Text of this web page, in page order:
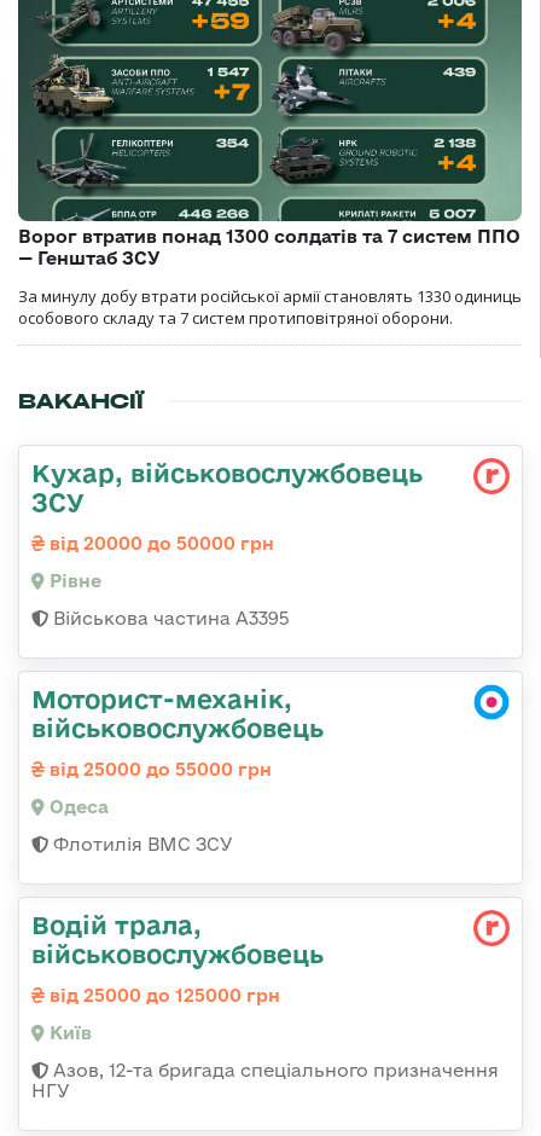
Ворог втратив понад 1300 солдатів та 7 систем ППО
— Генштаб ЗСУ
За минулу добу втрати російської армії становлять 1330 одиниць
особового складу та 7 систем протиповітряної оборони.
ВАКАНСІЇ
Кухар, військовослужбовець
ЗСУ
від 20000 до 50000 грн
Рівне
Військова частина А3395
Моторист-механік,
військовослужбовець
від 25000 до 55000 грн
Одеса
Флотилія ВМС ЗСУ
Водій трала,
військовослужбовець
від 25000 до 125000 грн
Київ
Азов, 12-та бригада спеціального призначення
НГУ